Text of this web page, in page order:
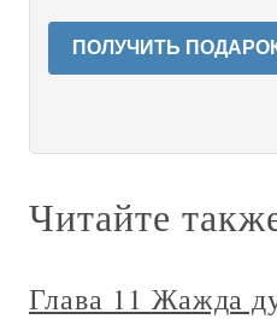
ПОЛУЧИТЬ
Читайте
Глава 11 Жажда